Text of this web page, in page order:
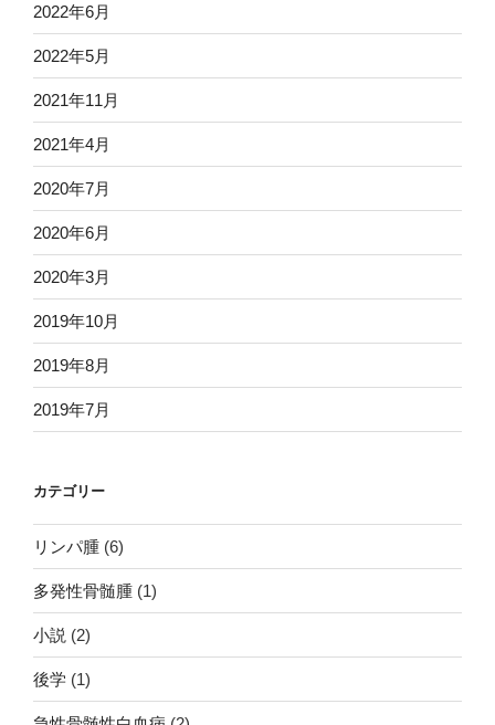
2022年6月
2022年5月
2021年11月
2021年4月
2020年7月
2020年6月
2020年3月
2019年10月
2019年8月
2019年7月
カテゴリー
リンパ腫 (6)
多発性骨髄腫 (1)
小説 (2)
後学 (1)